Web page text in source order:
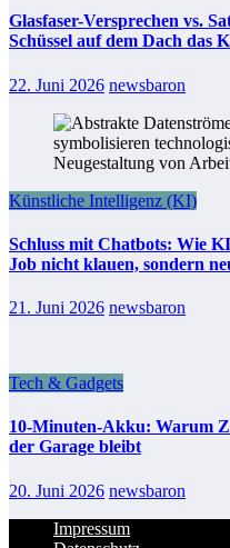
Glasfaser-Versprechen vs.
Schüssel auf dem Dach das
22. Juni 2026 newsbaron
Künstliche Intelligenz (KI)
Schluss mit Chatbots: Wie
Job nicht klauen, sondern
21. Juni 2026 newsbaron
Tech & Gadgets
10-Minuten-Akku: Warum
der Garage bleibt
20. Juni 2026 newsbaron
Impressum